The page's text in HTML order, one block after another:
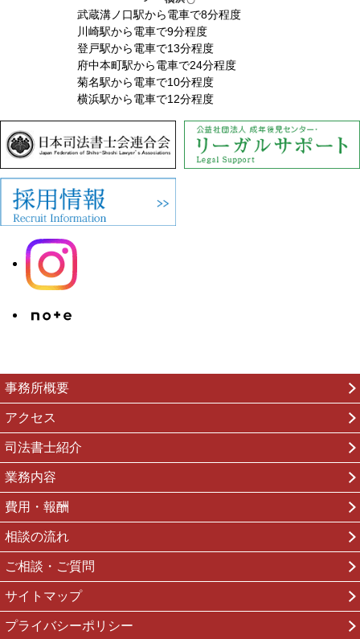
武蔵溝ノ口駅から電車で8分程度
川崎駅から電車で9分程度
登戸駅から電車で13分程度
府中本町駅から電車で24分程度
菊名駅から電車で10分程度
横浜駅から電車で12分程度
事務所概要
アクセス
司法書士紹介
業務内容
費用・報酬
相談の流れ
ご相談・ご質問
サイトマップ
プライバシーポリシー